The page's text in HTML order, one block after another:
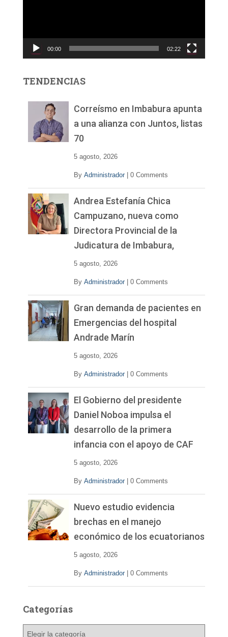
c
d
00:00 02:22
TENDENCIAS
Correísmo en Imbabura apunta
a una alianza con Juntos, listas
70
5 agosto, 2026
By Administrador 0 Comments
Andrea Estefanía Chica
Campuzano, nueva como
Directora Provincial de la
Judicatura de Imbabura,
5 agosto, 2026
By Administrador 0 Comments
Gran demanda de pacientes en
Emergencias del hospital
Andrade Marín
5 agosto, 2026
By Administrador 0 Comments
El Gobierno del presidente
Daniel Noboa impulsa el
desarrollo de la primera
infancia con el apoyo de CAF
5 agosto, 2026
By Administrador 0 Comments
Nuevo estudio evidencia
brechas en el manejo
económico de los ecuatorianos
5 agosto, 2026
By Administrador 0 Comments
Categorías